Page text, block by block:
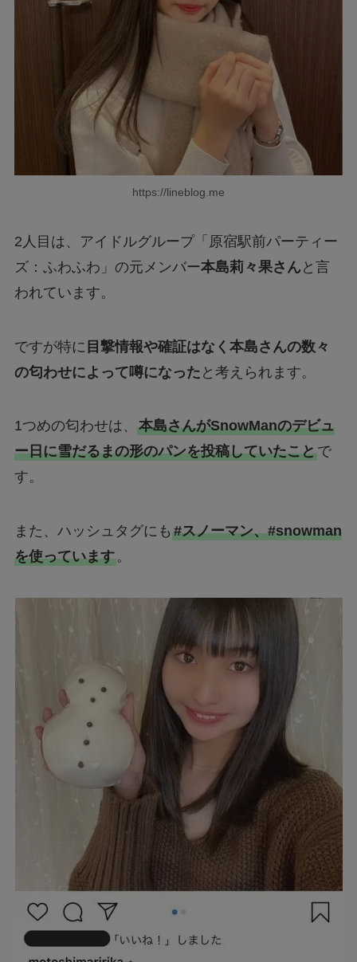
https://lineblog.me
2人目は、アイドルグループ「原宿駅前パーティー
ズ：ふわふわ」の元メンバー本島莉々果さん と言
われています。
ですが特に 目撃情報や確証はなく本島さんの数々
の匂わせによって噂になった と考えられます。
1つめの匂わせは、 本島さんがSnowManのデビュ
ー日に雪だるまの形のパンを投稿していたことで
す。
また、ハッシュタグにも #スノーマン、#snowman
を使っています。